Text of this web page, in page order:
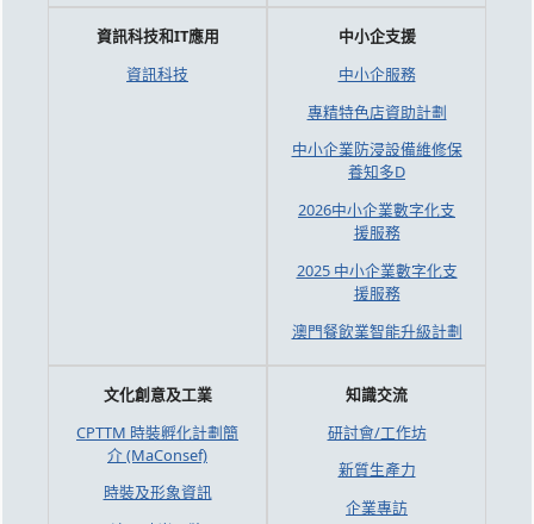
資訊科技和IT應用
資訊科技
中小企支援
中小企服務
專精特色店資助計劃
中小企業防浸設備維修保
養知多D
2026中小企業數字化支
援服務
2025 中小企業數字化支
援服務
澳門餐飲業智能升級計劃
文化創意及工業
CPTTM 時裝孵化計劃簡
介 (MaConsef)
時裝及形象資訊
知識交流
研討會/工作坊
新質生產力
企業專訪